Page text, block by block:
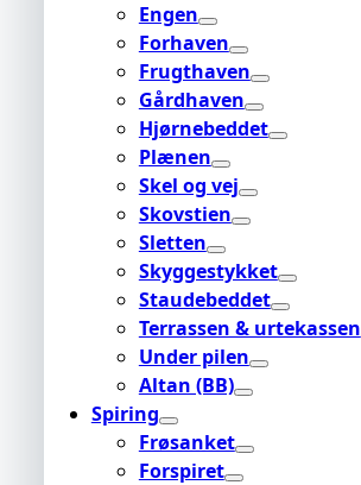
Engen
Forhaven
Frugthaven
Gårdhaven
Hjørnebeddet
Plænen
Skel og vej
Skovstien
Sletten
Skyggestykket
Staudebeddet
Terrassen & urtekassen
Under pilen
Altan (BB)
Spiring
Frøsanket
Forspiret